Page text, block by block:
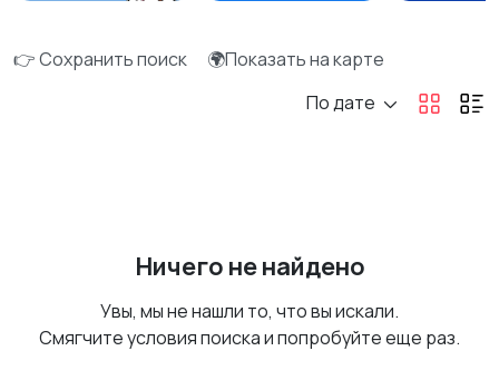
👉 Сохранить поиск
🌍Показать на карте
По дате
Ничего не найдено
Увы, мы не нашли то, что вы искали.
Смягчите условия поиска и попробуйте еще раз.